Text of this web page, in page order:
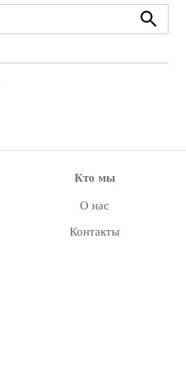
Search
Кто мы
О нас
Контакты